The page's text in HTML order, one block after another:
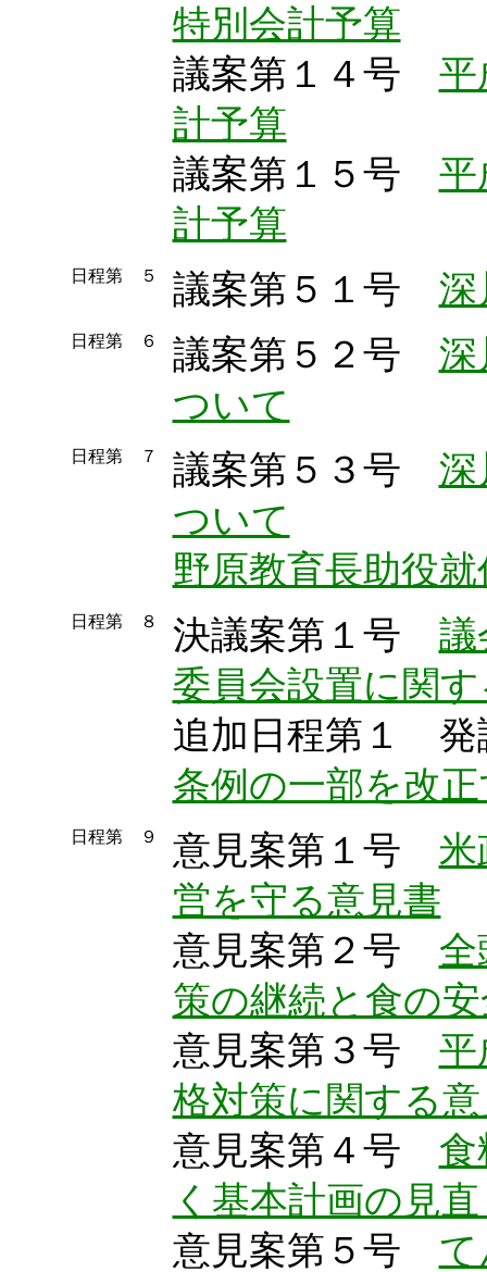
特別会計予算
議案第１４号 平
計予算
議案第１５号 平
計予算
日程第 ５ 議案第５１号 深
日程第 ６ 議案第５２号 深
ついて
日程第 ７ 議案第５３号 深
ついて
野原教育長助役
日程第 ８ 決議案第１号 議
委員会設置に関
追加日程第１
条例の一部を改
日程第 ９ 意見案第１号 米
営を守る意見書
意見案第２号 全
策の継続と食の
意見案第３号 平
格対策に関する
意見案第４号 食
く基本計画の見
意見案第５号 て